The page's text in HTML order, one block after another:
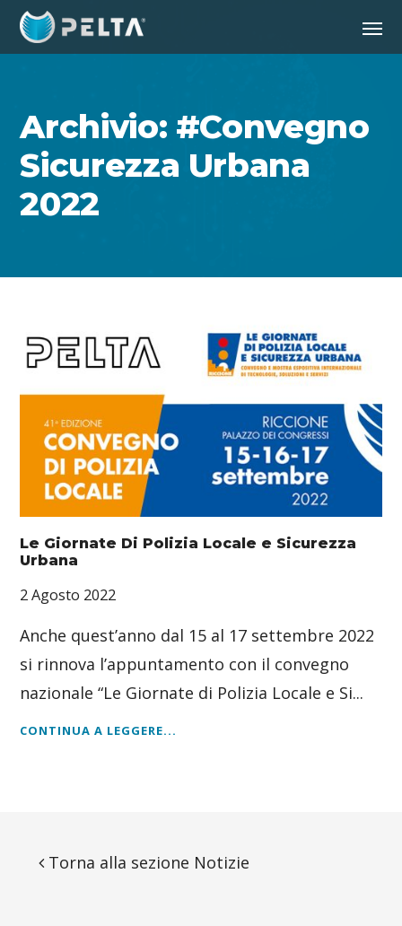
Archivio: #Convegno
Sicurezza Urbana
2022
Le Giornate Di Polizia Locale e Sicurezza
Urbana
2 Agosto 2022
Anche quest’anno dal 15 al 17 settembre 2022
si rinnova l’appuntamento con il convegno
nazionale “Le Giornate di Polizia Locale e Si...
CONTINUA A LEGGERE...
Torna alla sezione Notizie